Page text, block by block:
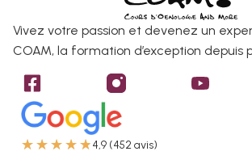
Vivez votre passion et devenez un
COAM, la formation d’exception depuis
★ ★ ★ ★ ★4,9 (452 avis)